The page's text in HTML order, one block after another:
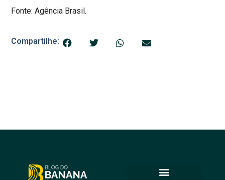
Fonte: Agência Brasil.
Compartilhe: